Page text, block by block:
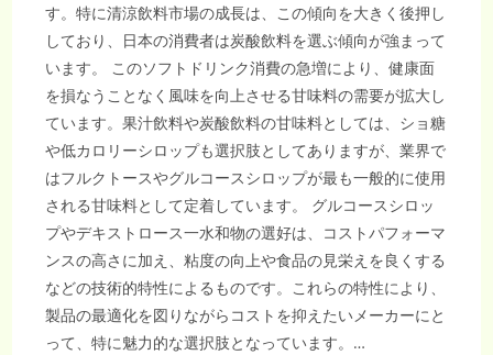
す。特に清涼飲料市場の成長は、この傾向を大きく後押し
しており、日本の消費者は炭酸飲料を選ぶ傾向が強まって
います。 このソフトドリンク消費の急増により、健康面
を損なうことなく風味を向上させる甘味料の需要が拡大し
ています。果汁飲料や炭酸飲料の甘味料としては、ショ糖
や低カロリーシロップも選択肢としてありますが、業界で
はフルクトースやグルコースシロップが最も一般的に使用
される甘味料として定着しています。 グルコースシロッ
プやデキストロース一水和物の選好は、コストパフォーマ
ンスの高さに加え、粘度の向上や食品の見栄えを良くする
などの技術的特性によるものです。これらの特性により、
製品の最適化を図りながらコストを抑えたいメーカーにと
って、特に魅力的な選択肢となっています。…